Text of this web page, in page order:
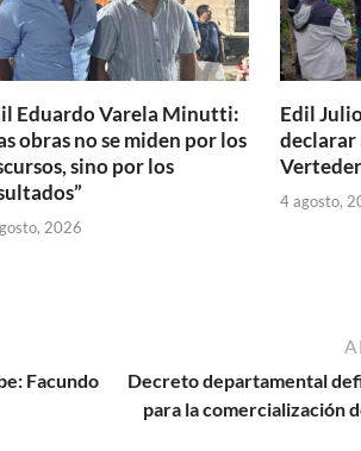
Eduardo Varela Minutti:
obras no se miden por los
sino por los
2026
Edil
declarar
4 agosto,
Facundo
Decreto departamental
para la comercialización